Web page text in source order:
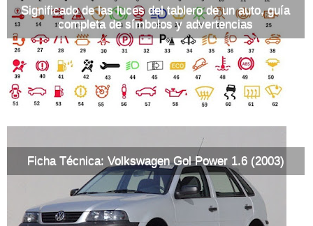
Significado de las luces del tablero de un auto, guía
completa de símbolos y advertencias
Ficha Técnica: Volkswagen Gol Power 1.6 (2003)